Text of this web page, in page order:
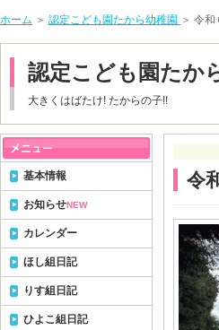
ホーム ＞ 認定こども園たから幼稚園 ＞ 令
認定こども園たか
大きくはばたけ! たからの子!!
令
基本情報
お知らせNEW
カレンダー
ほし組日記
りす組日記
ひよこ組日記